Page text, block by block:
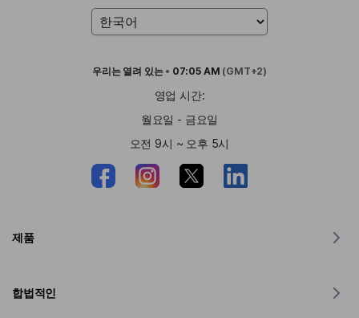
우리는 열려 있는 • 07:05 AM (GMT+2)
영업 시간:
월요일 - 금요일
오전 9시 ~ 오후 5시
제품
합법적인